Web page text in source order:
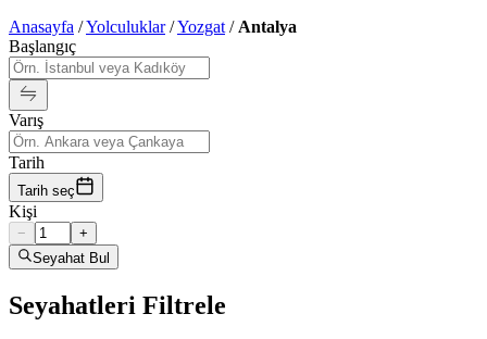
Anasayfa /Yolculuklar/Yozgat / Antalya
Başlangıç
Varış
Tarih
Tarih seç
Kişi
−
+
Seyahat Bul
Seyahatleri Filtrele